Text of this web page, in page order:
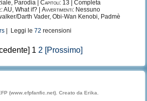
Parodia | Capitoli: 13 | Completa
AU, What if? | Avvertimenti: Nessuno
Darth Vader, Obi-Wan Kenobi, Padmè
| Leggi le 72 recensioni
1 2 [Prossimo]
(www.efpfanfic.net). Creato da Erika.